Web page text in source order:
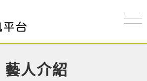
藝人介紹